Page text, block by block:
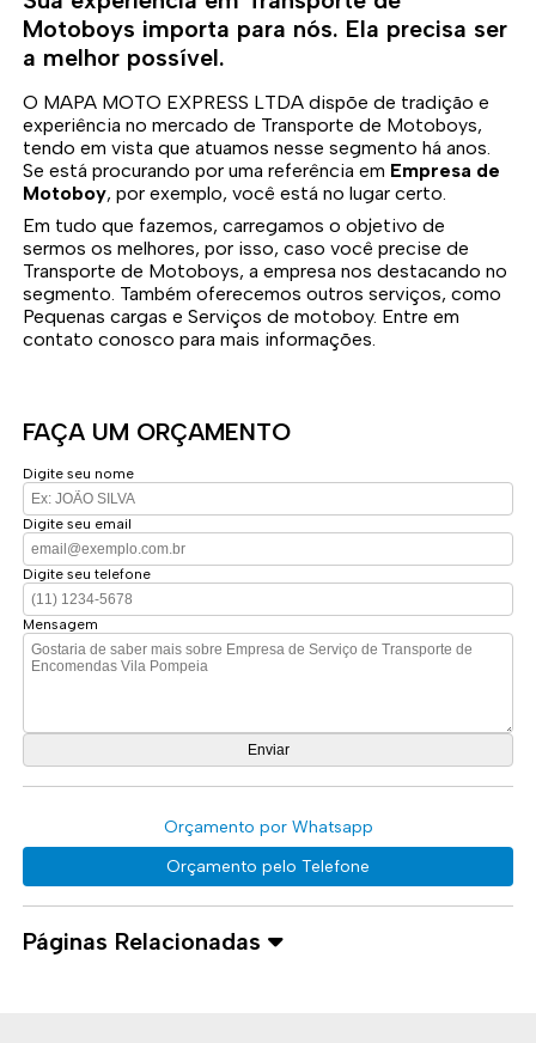
Motoboys importa para nós. Ela precisa ser
a melhor possível.
O MAPA MOTO EXPRESS LTDA dispõe de tradição e
experiência no mercado de Transporte de Motoboys,
tendo em vista que atuamos nesse segmento há anos.
Se está procurando por uma referência em Empresa de
Motoboy, por exemplo, você está no lugar certo.
Em tudo que fazemos, carregamos o objetivo de
sermos os melhores, por isso, caso você precise de
Transporte de Motoboys, a empresa nos destacando no
segmento. Também oferecemos outros serviços, como
Pequenas cargas e Serviços de motoboy. Entre em
contato conosco para mais informações.
FAÇA UM ORÇAMENTO
Digite seu nome
Digite seu email
Digite seu telefone
Mensagem
Orçamento por Whatsapp
Orçamento pelo Telefone
Páginas Relacionadas